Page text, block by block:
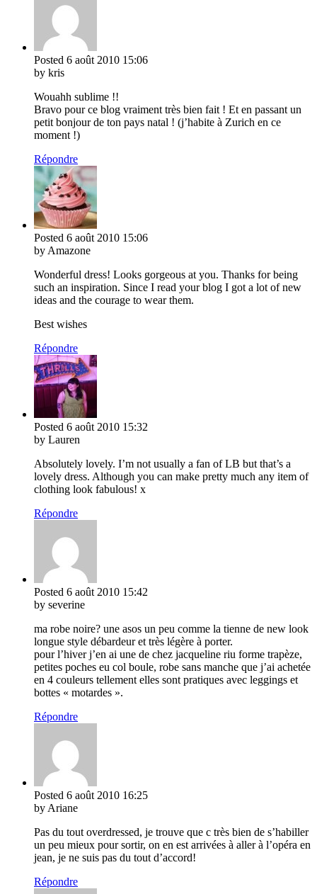
Posted 6 août 2010 15:06
by kris
Wouahh sublime !!
Bravo pour ce blog vraiment très bien fait ! Et en passant un
petit bonjour de ton pays natal ! (j’habite à Zurich en ce
moment !)
Répondre
Posted 6 août 2010 15:06
by Amazone
Wonderful dress! Looks gorgeous at you. Thanks for being
such an inspiration. Since I read your blog I got a lot of new
ideas and the courage to wear them.
Best wishes
Répondre
Posted 6 août 2010 15:32
by Lauren
Absolutely lovely. I’m not usually a fan of LB but that’s a
lovely dress. Although you can make pretty much any item of
clothing look fabulous! x
Répondre
Posted 6 août 2010 15:42
by severine
ma robe noire? une asos un peu comme la tienne de new look
longue style débardeur et très légère à porter.
pour l’hiver j’en ai une de chez jacqueline riu forme trapèze,
petites poches eu col boule, robe sans manche que j’ai achetée
en 4 couleurs tellement elles sont pratiques avec leggings et
bottes « motardes ».
Répondre
Posted 6 août 2010 16:25
by Ariane
Pas du tout overdressed, je trouve que c très bien de s’habiller
un peu mieux pour sortir, on en est arrivées à aller à l’opéra en
jean, je ne suis pas du tout d’accord!
Répondre